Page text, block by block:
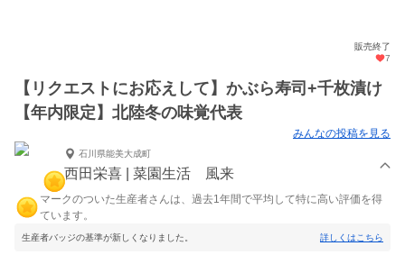
販売終了
7
【リクエストにお応えして】かぶら寿司+千枚漬け
【年内限定】北陸冬の味覚代表
みんなの投稿を見る
石川県能美大成町
西田栄喜 | 菜園生活 風来
マークのついた生産者さんは、過去1年間で平均して特に高い評価を得
ています。
生産者バッジの基準が新しくなりました。 詳しくはこちら